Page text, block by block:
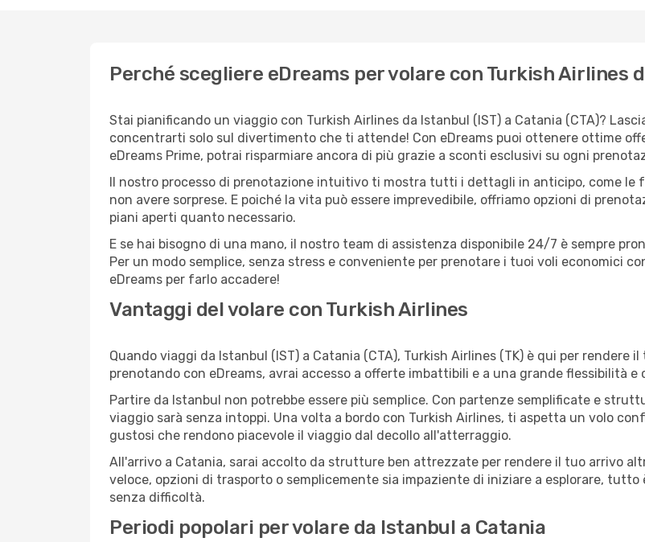
Perché scegliere eDreams per volare con Turkish Airlines
Stai pianificando un viaggio con Turkish Airlines da Istanbul (IST) a Catania (CTA)?
concentrarti solo sul divertimento che ti attende! Con eDreams puoi ottenere ottime
eDreams Prime, potrai risparmiare ancora di più grazie a sconti esclusivi su ogni
Il nostro processo di prenotazione intuitivo ti mostra tutti i dettagli in anticipo, come le
non avere sorprese. E poiché la vita può essere imprevedibile, offriamo opzioni di
piani aperti quanto necessario.
E se hai bisogno di una mano, il nostro team di assistenza disponibile 24/7 è sempre
Per un modo semplice, senza stress e conveniente per prenotare i tuoi voli economici
eDreams per farlo accadere!
Vantaggi del volare con Turkish Airlines
Quando viaggi da Istanbul (IST) a Catania (CTA), Turkish Airlines (TK) è qui per rendere
prenotando con eDreams, avrai accesso a offerte imbattibili e a una grande flessibilità
Partire da Istanbul non potrebbe essere più semplice. Con partenze semplificate e
viaggio sarà senza intoppi. Una volta a bordo con Turkish Airlines, ti aspetta un volo
gustosi che rendono piacevole il viaggio dal decollo all'atterraggio.
All'arrivo a Catania, sarai accolto da strutture ben attrezzate per rendere il tuo arrivo
veloce, opzioni di trasporto o semplicemente sia impaziente di iniziare a esplorare,
senza difficoltà.
Periodi popolari per volare da Istanbul a Catania